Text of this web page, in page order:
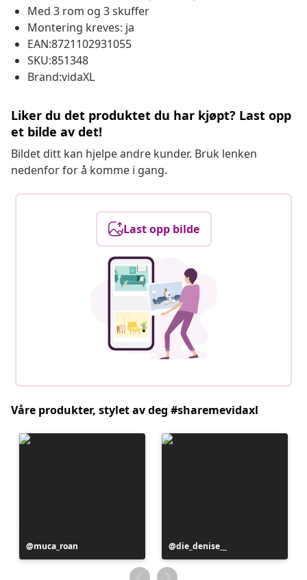
Med 3 rom og 3 skuffer
Montering kreves: ja
EAN:8721102931055
SKU:851348
Brand:vidaXL
Liker du det produktet du har kjøpt? Last opp
et bilde av det!
Bildet ditt kan hjelpe andre kunder. Bruk lenken
nedenfor for å komme i gang.
Last opp bilde
Våre produkter, stylet av deg #sharemevidaxl
Innlegg
publisert
muca_roan
Innlegg
publisert
av
die_denise__